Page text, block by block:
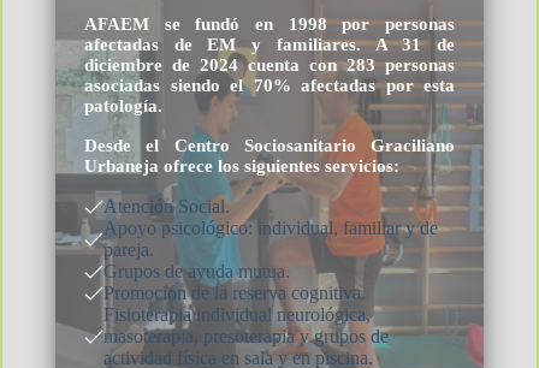
AFAEM se fundó en 1998 por personas
afectadas de EM y familiares. A 31 de
diciembre de 2024 cuenta con 283 personas
asociadas siendo el 70% afectadas por esta
patología.
Desde el Centro Sociosanitario Graciliano
Urbaneja ofrece los siguientes servicios:
Atención Social.
Apoyo psicológico: individual, familiar y de
pareja.
Grupos de ayuda mutua.
Promoción de la reserva cognitiva.
Fisioterapia individual neurológica,
masoterapia, presoterapia y grupos de
actividad física en sala y en piscina.